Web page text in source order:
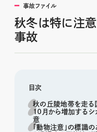
事故ファイル
秋冬は特に注意
事故
目次
秋の丘陵地帯を走る
10月から増加するシ
意
「動物注意」の標識